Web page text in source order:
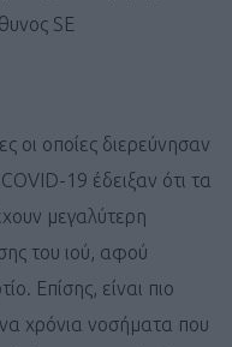
SE
οι οποίες διερεύνησαν
19 έδειξαν ότι τα
μεγαλύτερη
του ιού, αφού
Επίσης, είναι πιο
χρόνια νοσήματα που